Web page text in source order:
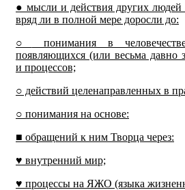
● мысли и действия других
вряд ли в полной мере доросли до:
○
понимания в
появляющихся (или весьма давно
и процессов;
○ действий целенаправленных в
○ понимания на основе:
■ обращений к ним Творца через:
♥ внутренний мир;
♥ процессы на ЯЖО (языка